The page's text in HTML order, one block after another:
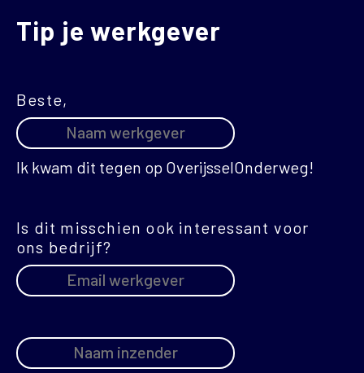
Tip je werkgever
Beste,
Ik kwam dit tegen op OverijsselOnderweg!
Is dit misschien ook interessant voor
ons bedrijf?